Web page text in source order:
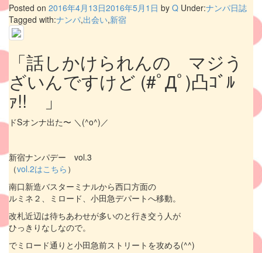
Posted on 2016年4月13日2016年5月1日 by Q Under:ナンパ日誌
Tagged with:ナンパ,出会い,新宿
「話しかけられんの マジう
ざいんですけど (#ﾟДﾟ)凸ｺﾞﾙ
ｧ!! 」
ドSオンナ出た〜 ＼(^o^)／
新宿ナンパデー vol.3
（vol.2はこちら ）
南口新造バスターミナルから西口方面の
ルミネ２、ミロード、小田急デパートへ移動。
改札近辺は待ちあわせが多いのと行き交う人が
ひっきりなしなので。
でミロード通りと小田急前ストリートを攻める(^^)